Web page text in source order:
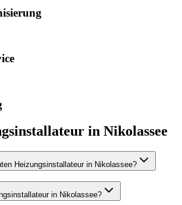
in Nikolassee
Heizungsinstallateur in Nikolassee?
in Nikolassee?